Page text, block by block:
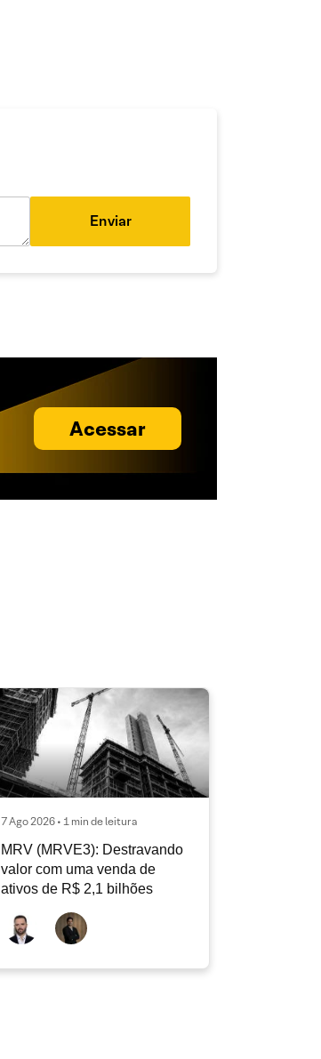
Enviar
Acessar
7 Ago 2026 • 1 min de leitura
MRV (MRVE3): Destravando
valor com uma venda de
ativos de R$ 2,1 bilhões